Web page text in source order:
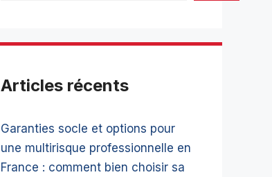
Articles récents
Garanties socle et options pour
une multirisque professionnelle en
France : comment bien choisir sa